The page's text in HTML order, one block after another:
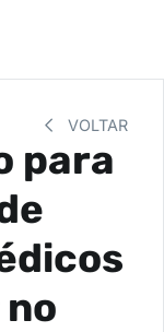
VOLTAR
para